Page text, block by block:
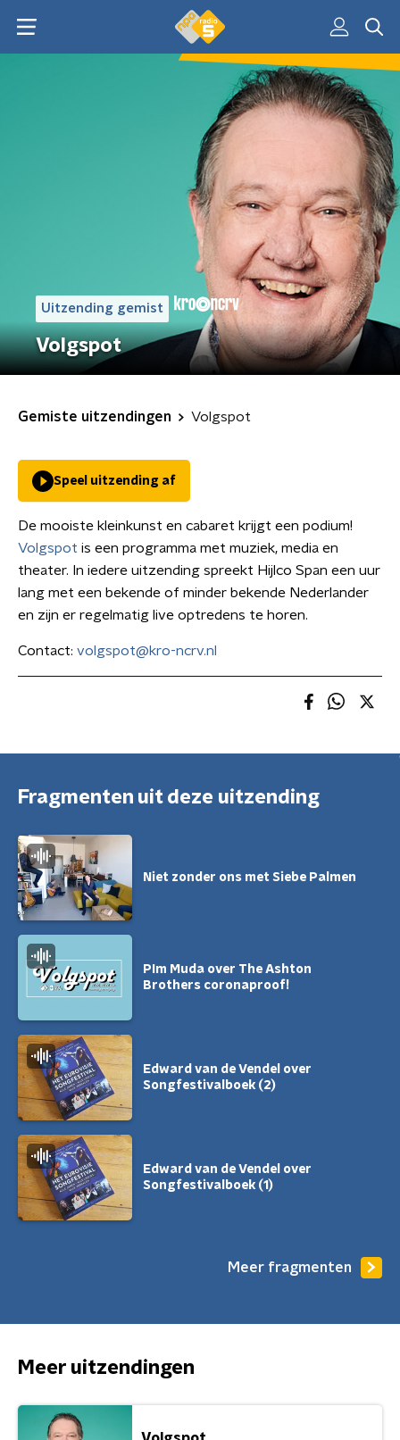
Uitzending gemist
Volgspot
Gemiste uitzendingen Volgspot
Speel uitzending af
De mooiste kleinkunst en cabaret krijgt een podium!
Volgspot is een programma met muziek, media en
theater. In iedere uitzending spreekt Hijlco Span een uur
lang met een bekende of minder bekende Nederlander
en zijn er regelmatig live optredens te horen.
Contact: volgspot@kro-ncrv.nl
Fragmenten uit deze uitzending
Niet zonder ons met Siebe Palmen
PIm Muda over The Ashton
Brothers coronaproof!
Edward van de Vendel over
Songfestivalboek (2)
Edward van de Vendel over
Songfestivalboek (1)
Meer fragmenten
Meer uitzendingen